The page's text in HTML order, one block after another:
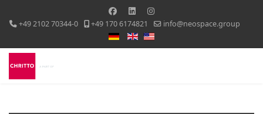
+49 2102 70344-0 +49 170 6174821
info@neospace.group
Sprache auswählen